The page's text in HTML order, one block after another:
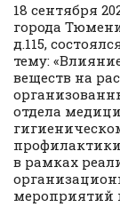
18 сентября
города
д.115,
тему:
веществ на
отдела
в рамках
мероприятий